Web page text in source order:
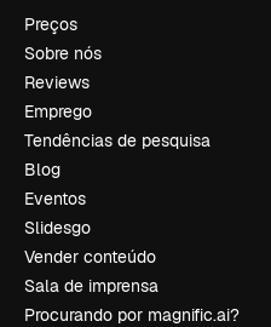
Preços
Sobre nós
Reviews
Emprego
Tendências de pesquisa
Blog
Eventos
Slidesgo
Vender conteúdo
Sala de imprensa
Procurando por magnific.ai?